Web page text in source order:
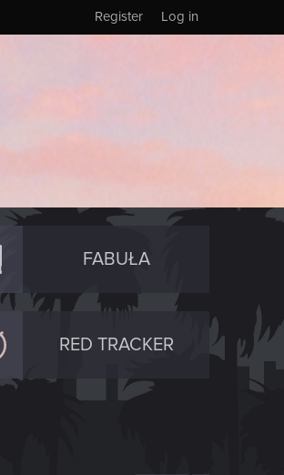
Log in
Register
FABUŁA
RED TRACKER